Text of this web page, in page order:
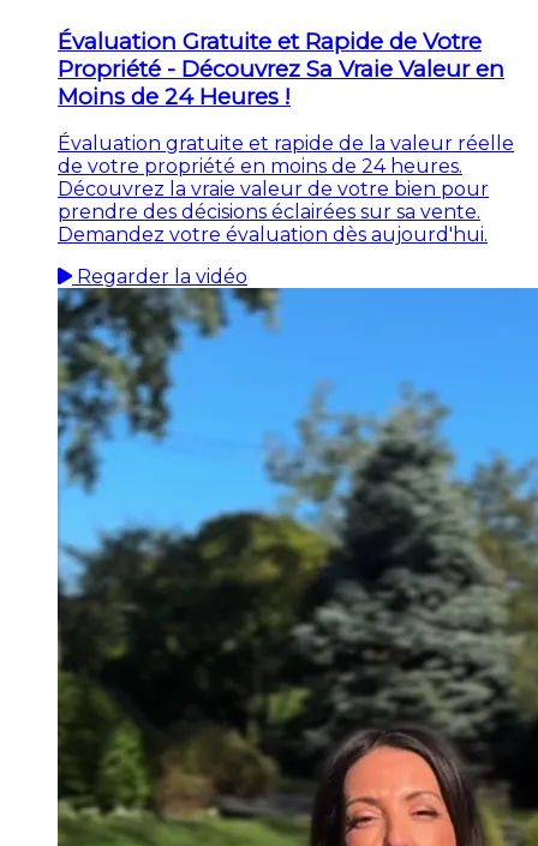
Évaluation Gratuite et Rapide de Votre
Propriété - Découvrez Sa Vraie Valeur en
Moins de 24 Heures !
Évaluation gratuite et rapide de la valeur réelle
de votre propriété en moins de 24 heures.
Découvrez la vraie valeur de votre bien pour
prendre des décisions éclairées sur sa vente.
Demandez votre évaluation dès aujourd'hui.
Regarder la vidéo